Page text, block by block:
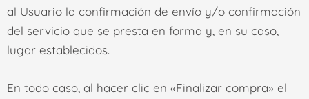
al Usuario la confirmación de envío y/o confirmación
del servicio que se presta en forma y, en su caso,
lugar establecidos.
En todo caso, al hacer clic en «Finalizar compra» el